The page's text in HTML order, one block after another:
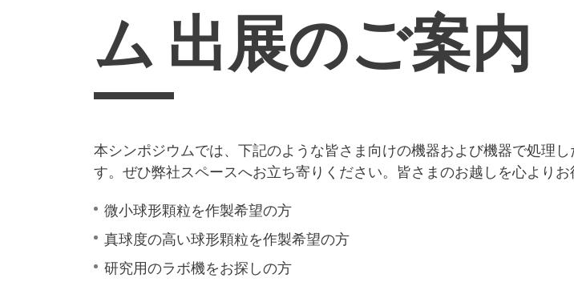
ム 出展のご案内
本シンポジウムでは、下記のような皆さま向けの機器および機器で処理
す。ぜひ弊社スペースへお立ち寄りください。皆さまのお越しを心よりお
微小球形顆粒を作製希望の方
真球度の高い球形顆粒を作製希望の方
研究用のラボ機をお探しの方